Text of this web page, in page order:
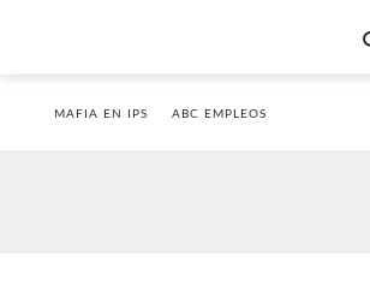
MAFIA EN IPS ABC EMPLEOS